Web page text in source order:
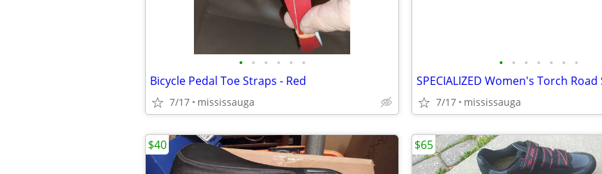
• • • • • •
Bicycle Pedal Toe Straps - Red
7/17 mississauga
• • • • • • •
7/17 mississauga
$40 $65